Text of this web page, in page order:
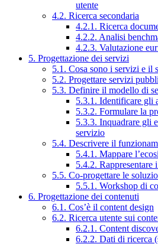
utente
4.2. Ricerca secondaria
4.2.1. Ricerca
4.2.2. Analisi
4.2.3. Valutazione
5. Progettazione dei servizi
5.1. Cosa sono i servizi e il
5.2. Progettare servizi
5.3. Definire il modello di
5.3.1. Identificare gli
5.3.2. Formulare la
5.3.3. Inquadrare gli
servizio
5.4. Descrivere il
5.4.1. Mappare
5.4.2.
5.5. Co-progettare le
5.5.1. Workshop di
6. Progettazione dei contenuti
6.1. Cos’è il content design
6.2. Ricerca utente sui
6.2.1. Content
6.2.2. Dati di ricerca